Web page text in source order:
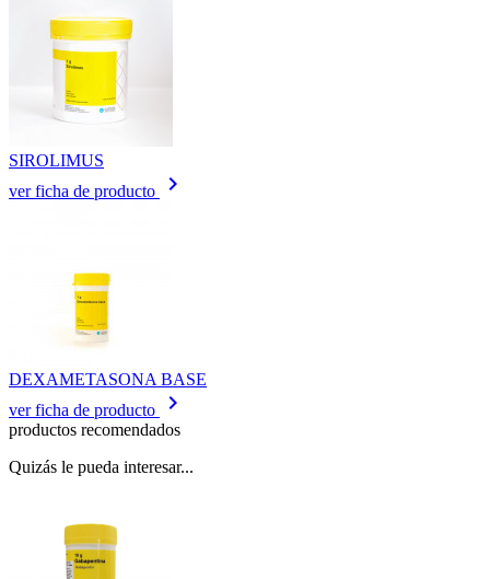
SIROLIMUS
ver ficha de producto
keyboard_arrow_right
DEXAMETASONA BASE
ver ficha de producto
keyboard_arrow_right
productos recomendados
Quizás le pueda interesar...